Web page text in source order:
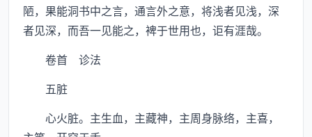
陋，果能洞书中之言，通言外之意，将浅者见浅，深
者见深，而吾一见能之，裨于世用也，讵有涯哉。
卷首 诊法
五脏
心火脏。主生血，主藏神，主周身脉络，主喜，